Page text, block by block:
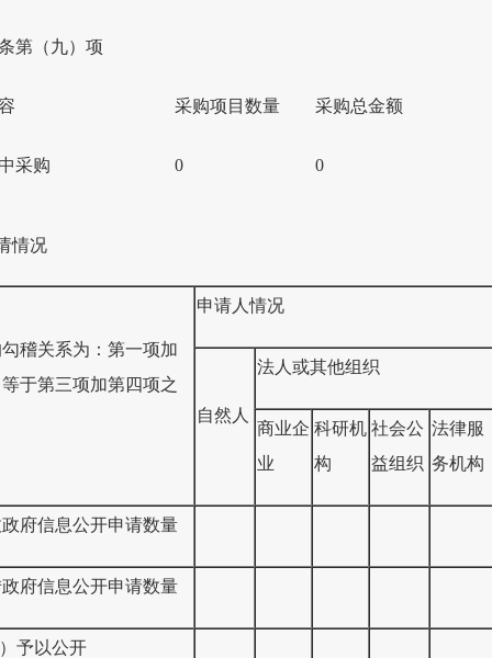
第（九）项
采购项目数量 采购总金额
采购 0 0
情况
勾稽关系为：第一项加
于第三项加第四项之
申请人情况
自然人
法人或其他组织
商业企
业
科研机
构
社会公
益组织
法律服
务机构
府信息公开申请数量
府信息公开申请数量
）予以公开